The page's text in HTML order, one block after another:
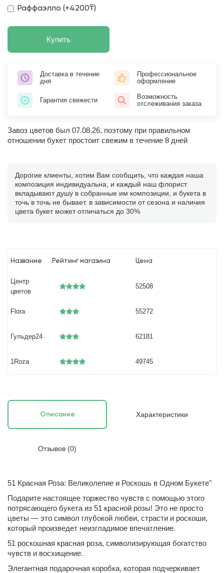
Раффаэлло (+4200₸)
Купить
Доставка в течение
дня
Профессиональное
оформление
Гарантия свежести
Возможность
отслеживания заказа
Завоз цветов был 07.08.26, поэтому при правильном
отношении букет простоит свежим в течение 8 дней
Дорогие клиенты, хотим Вам сообщить, что каждая наша
композиция индивидуальна, и каждый наш флорист
вкладывают душу в собранные им композиции, и букета в
точь в точь не бывает. в зависимости от сезона и наличия
цвета букет может отличаться до 30%
Название Рейтинг магазина Цена
Центр
цветов
52508
Flora 55272
Гульдер24 62181
1Roza 49745
Описание Характеристики
Отзывов (0)
51 Красная Роза: Великолепие и Роскошь в Одном Букете"
Подарите настоящее торжество чувств с помощью этого
потрясающего букета из 51 красной розы! Это не просто
цветы — это символ глубокой любви, страсти и роскоши,
который произведет неизгладимое впечатление.
51 роскошная красная роза, символизирующая богатство
чувств и восхищение.
Элегантная подарочная коробка, которая подчеркивает